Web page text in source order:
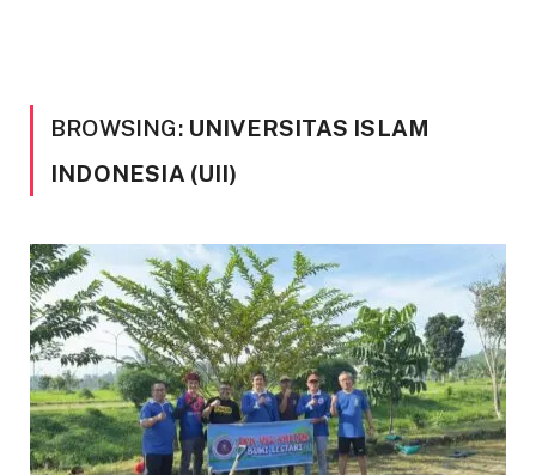
BROWSING: UNIVERSITAS ISLAM
INDONESIA (UII)